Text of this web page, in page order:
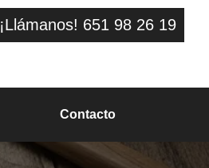
¡Llámanos! 651 98 26 19
Contacto